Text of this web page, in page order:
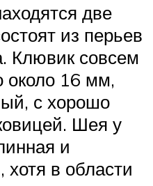
две
из перьев
Клювик совсем
около 16 мм,
с хорошо
Шея у
и
хотя в области